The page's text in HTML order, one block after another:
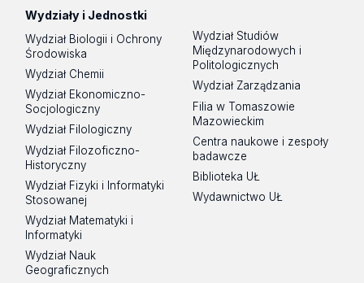
Wydziały i Jednostki
Wydział Biologii i Ochrony
Środowiska
Wydział Chemii
Wydział Ekonomiczno-
Socjologiczny
Wydział Filologiczny
Wydział Filozoficzno-
Historyczny
Wydział Fizyki i Informatyki
Stosowanej
Wydział Matematyki i
Informatyki
Wydział Nauk
Geograficznych
Wydział Studiów
Międzynarodowych i
Politologicznych
Wydział Zarządzania
Filia w Tomaszowie
Mazowieckim
Centra naukowe i zespoły
badawcze
Biblioteka UŁ
Wydawnictwo UŁ